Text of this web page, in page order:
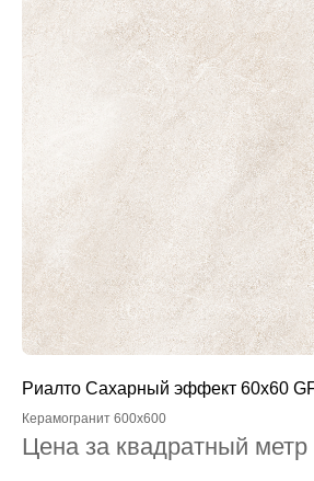
Риалто Сахарный эффект 60x60
Керамогранит 600x600
Цена за квадратный метр